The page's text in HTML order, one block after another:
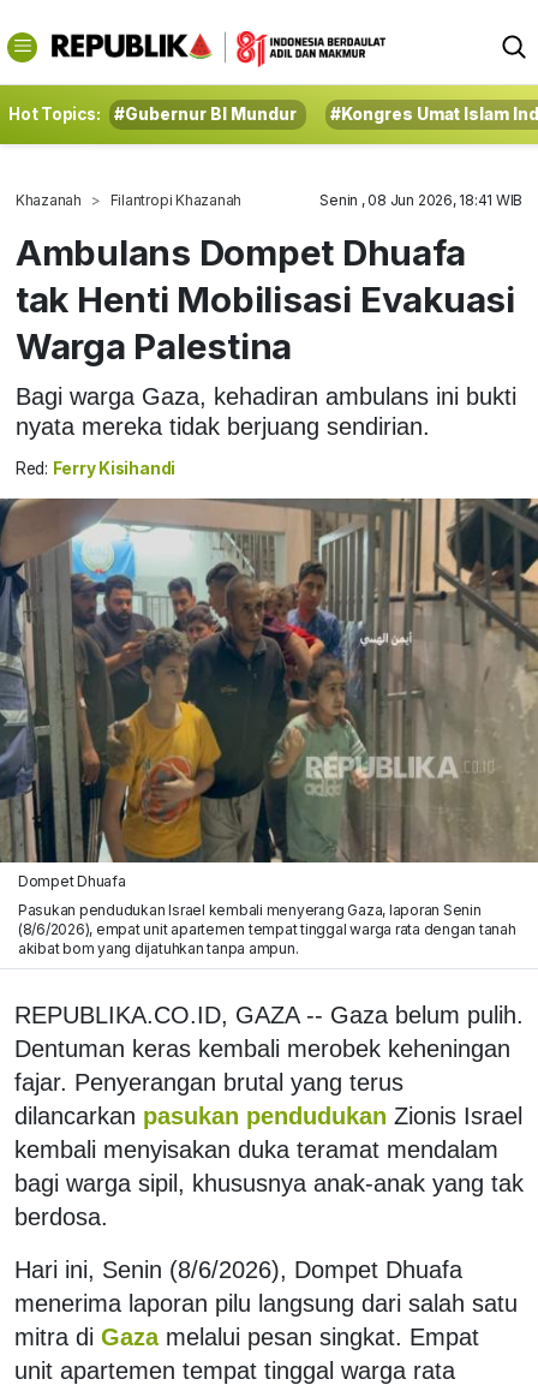
Hot Topics: #Gubernur BI Mundur #Kongres Umat Islam
Khazanah Filantropi Khazanah Senin , 08 Jun 2026, 18:41 WIB
Ambulans Dompet Dhuafa
tak Henti Mobilisasi Evakuasi
Warga Palestina
Bagi warga Gaza, kehadiran ambulans ini bukti
nyata mereka tidak berjuang sendirian.
Red: Ferry Kisihandi
Dompet Dhuafa
Pasukan pendudukan Israel kembali menyerang Gaza, laporan Senin
(8/6/2026), empat unit apartemen tempat tinggal warga rata dengan tanah
akibat bom yang dijatuhkan tanpa ampun.
REPUBLIKA.CO.ID, GAZA -- Gaza belum pulih.
Dentuman keras kembali merobek keheningan
fajar. Penyerangan brutal yang terus
dilancarkan pasukan pendudukan Zionis Israel
kembali menyisakan duka teramat mendalam
bagi warga sipil, khususnya anak-anak yang tak
berdosa.
Hari ini, Senin (8/6/2026), Dompet Dhuafa
menerima laporan pilu langsung dari salah satu
mitra di Gaza melalui pesan singkat. Empat
unit apartemen tempat tinggal warga rata